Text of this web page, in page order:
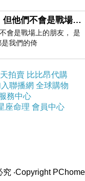
我們在國外留學時會結交一些好朋友: 但他們不會是戰場上的朋友
會是戰場上的朋友， 是
我們的倚
拍賣 比比昂代購
聯播網 全球購物
服務中心
座命理 會員中心
究 ‧Copyright PChome